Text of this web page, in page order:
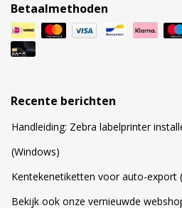
Betaalmethoden
Recente berichten
Handleiding: Zebra labelprinter
(Windows)
Kentekenetiketten voor auto-export
Bekijk ook onze vernieuwde